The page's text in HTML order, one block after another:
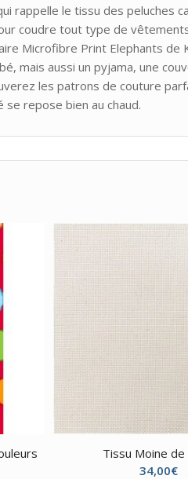
rappelle le tissu des peluches
coudre tout type de
Microfibre Print Elephants de
mais aussi un pyjama, une
les patrons de couture
se repose bien au chaud.
Tissu Moine
34,00€